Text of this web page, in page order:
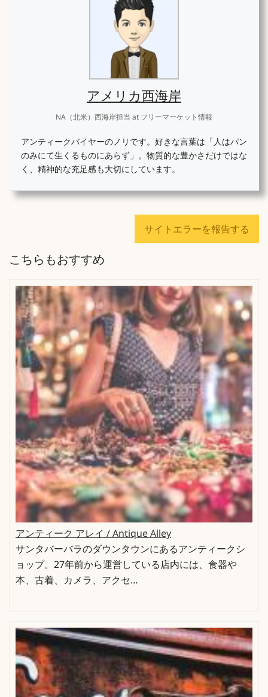
アメリカ西海岸
NA（北米）西海岸担当atフリーマーケット情報
アンティークバイヤーのノリです。好きな言葉は「人はパン
のみにて生くるものにあらず」。物質的な豊かさだけではな
く、精神的な充足感も大切にしています。
サイトエラーを報告する
こちらもおすすめ
アンティーク アレイ / Antique Alley
サンタバーバラのダウンタウンにあるアンティークシ
ョップ。27年前から運営している店内には、食器や
本、古着、カメラ、アクセ…